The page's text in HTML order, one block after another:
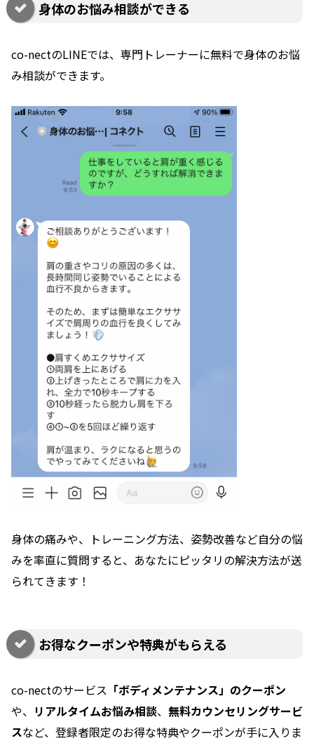
身体のお悩み相談ができる
co-nectのLINEでは、専門トレーナーに無料で身体のお悩
み相談ができます。
身体の痛みや、トレーニング方法、姿勢改善など自分の悩
みを率直に質問すると、あなたにピッタリの解決方法が送
られてきます！
お得なクーポンや特典がもらえる
co-nectのサービス 「ボディメンテナンス」のクーポン
や、 リアルタイムお悩み相談、 無料カウンセリングサービ
スなど、登録者限定のお得な特典やクーポンが手に入りま